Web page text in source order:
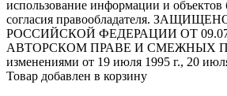
использование информации и объектов
согласия правообладателя.
РОССИЙСКОЙ ФЕДЕРАЦИИ ОТ
АВТОРСКОМ ПРАВЕ И СМЕЖНЫХ
изменениями от 19 июля 1995 г., 20
Товар добавлен в корзину